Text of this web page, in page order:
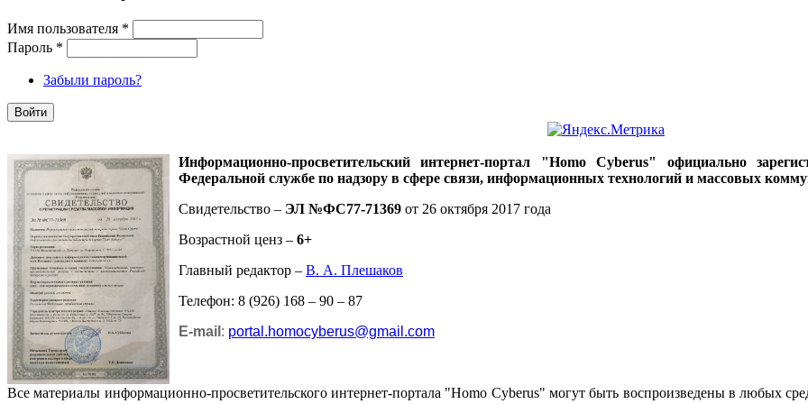
Имя пользователя *
Пароль *
Забыли пароль?
Информационно-просветительский интернет-портал "Homo Cyberus" официально
Федеральной службе по надзору в сфере связи, информационных технологий и массовых
Свидетельство – ЭЛ №ФС77-71369 от 26 октября 2017 года
Возрастной ценз – 6+
Главный редактор – В. А. Плешаков
Телефон: 8 (926) 168 – 90 – 87
E-mail : portal.homocyberus@gmail.com
Все материалы информационно-просветительского интернет-портала "Homo Cyberus" могут быть воспроизведены в любых